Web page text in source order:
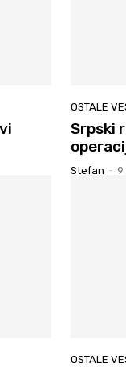
OSTALE
Srpski
Stefan - 9
OSTALE